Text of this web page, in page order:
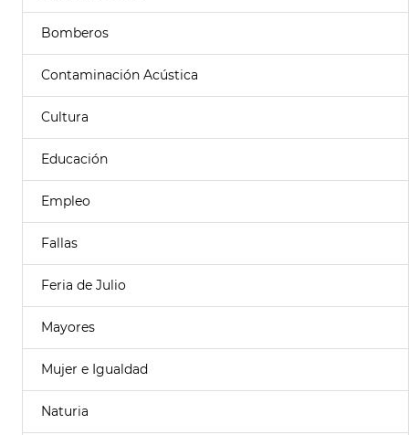
Bomberos
Contaminación Acústica
Cultura
Educación
Empleo
Fallas
Feria de Julio
Mayores
Mujer e Igualdad
Naturia